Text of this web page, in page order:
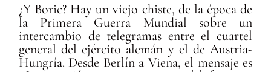
¿Y Boric? Hay un viejo chiste, de la época de
la Primera Guerra Mundial sobre un
intercambio de telegramas entre el cuartel
general del ejército alemán y el de Austria-
Hungría. Desde Berlín a Viena, el mensaje es